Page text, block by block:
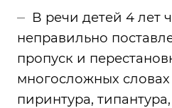
В речи детей 4 лет
неправильно
пропуск и
многосложных словах
пиринтура,